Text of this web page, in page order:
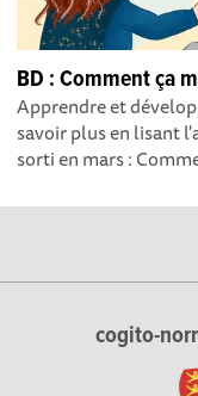
BD : Comment ça
Apprendre et
savoir plus en lisant
sorti en mars :
cogito-